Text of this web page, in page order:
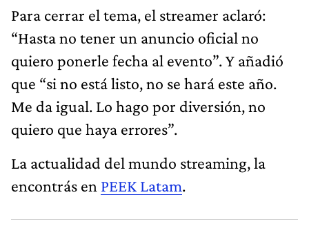
Para cerrar el tema, el streamer aclaró:
“Hasta no tener un anuncio oficial no
quiero ponerle fecha al evento”. Y añadió
que “si no está listo, no se hará este año.
Me da igual. Lo hago por diversión, no
quiero que haya errores”.
La actualidad del mundo streaming, la
encontrás en PEEK Latam.